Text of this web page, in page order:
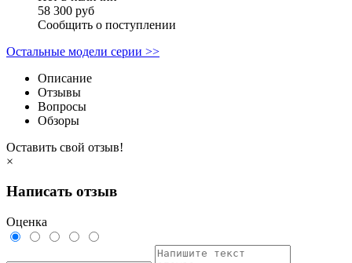
58 300 руб
Сообщить о поступлении
Остальные модели серии >>
Описание
Отзывы
Вопросы
Обзоры
Оставить свой отзыв!
×
Написать отзыв
Оценка